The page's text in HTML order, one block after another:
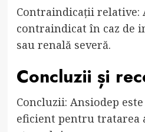
Contraindicații relative:
contraindicat în caz de
sau renală severă.
Concluzii și
Concluzii: Ansiodep
eficient pentru tratarea